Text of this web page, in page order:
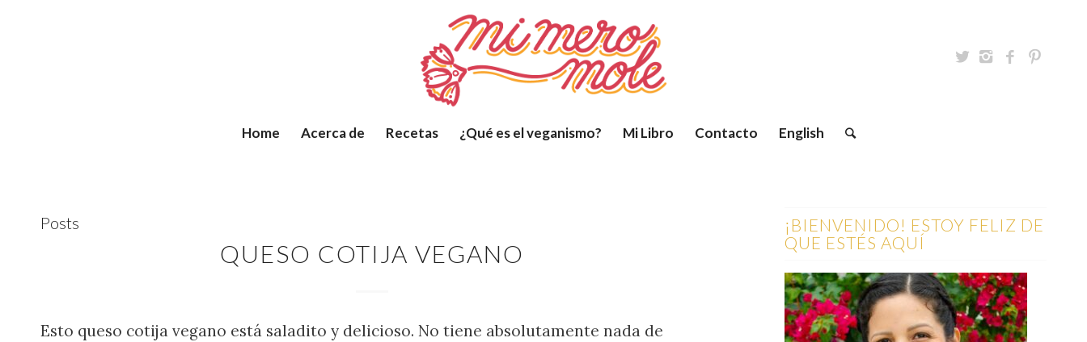
Home Acerca de Recetas ¿Qué es el veganismo? Mi Libro Contacto English
Posts
QUESO COTIJA VEGANO
Esto queso cotija vegano está saladito y delicioso. No tiene absolutamente nada de
¡BIENVENIDO! ESTOY FELIZ DE
QUE ESTÉS AQUÍ